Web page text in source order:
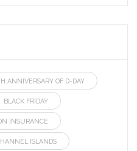
ANNIVERSARY OF D-DAY
BLACK FRIDAY
INSURANCE
ISLANDS